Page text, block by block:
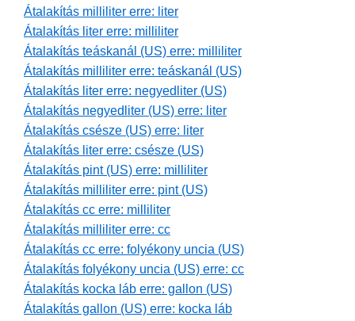
Átalakítás milliliter erre: liter
Átalakítás liter erre: milliliter
Átalakítás teáskanál (US) erre: milliliter
Átalakítás milliliter erre: teáskanál (US)
Átalakítás liter erre: negyedliter (US)
Átalakítás negyedliter (US) erre: liter
Átalakítás csésze (US) erre: liter
Átalakítás liter erre: csésze (US)
Átalakítás pint (US) erre: milliliter
Átalakítás milliliter erre: pint (US)
Átalakítás cc erre: milliliter
Átalakítás milliliter erre: cc
Átalakítás cc erre: folyékony uncia (US)
Átalakítás folyékony uncia (US) erre: cc
Átalakítás kocka láb erre: gallon (US)
Átalakítás gallon (US) erre: kocka láb